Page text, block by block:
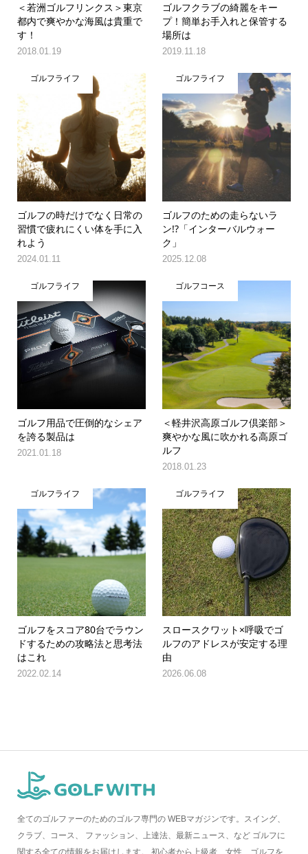
＜若洲ゴルフリンクス＞東京
都内で爽やかな海風は貴重で
す！
2018.01.19
ゴルフクラブの綺麗をキー
プ！簡単お手入れと保管する
場所は
2019.11.18
ゴルフライフ
ゴルフの時だけでなく日常の
習慣で疲れにくい体を手に入
れよう
2024.01.11
ゴルフライフ
ゴルフのための走らないラ
ン!?「インターバルウォー
ク」
2025.12.08
ゴルフライフ
ゴルフ用品で圧倒的なシェア
を誇る製品は
2021.01.18
ゴルフコース
＜軽井沢高原ゴルフ倶楽部＞
爽やかな風に吹かれる高原ゴ
ルフ
2018.01.23
ゴルフライフ
ゴルフをスコア80台でラウン
ドするための攻略法と思考法
はこれ
2022.02.14
ゴルフライフ
スロースクワット×呼吸でゴ
ルフのアドレスが安定する理
由
2026.06.08
全てのゴルファーのためのゴルフ専門の WEBマガジンです。スイング、
クラブ、コース、 ファッション、上達法、最新ニュース、など ゴルフに